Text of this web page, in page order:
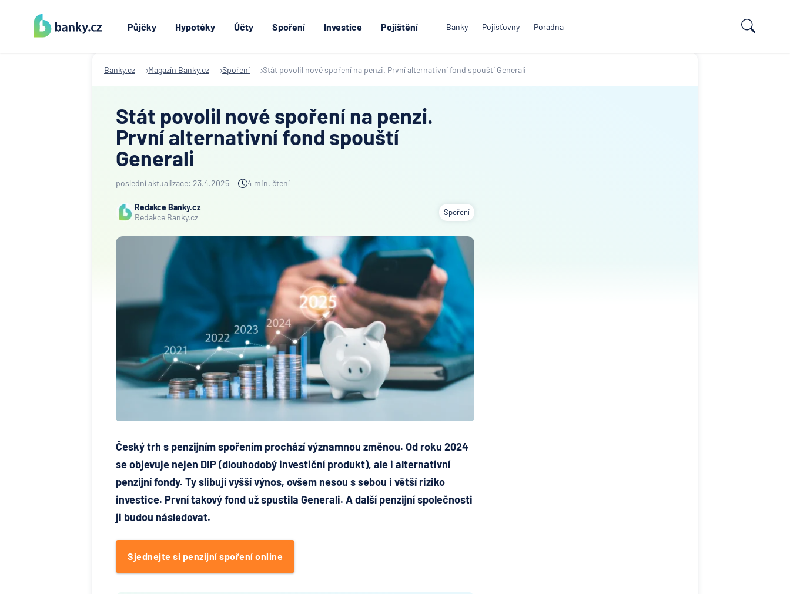
Půjčky Hypotéky Účty Spoření Investice Pojištění Banky Pojišťovny Poradna
Banky.cz Magazín Banky.cz Spoření Stát povolil nové spoření na penzi. První alternativní fond spouští Generali
Stát povolil nové spoření na penzi.
První alternativní fond spouští
Generali
poslední aktualizace: 23.4.2025 4 min. čtení
Redakce Banky.cz
Redakce Banky.cz
Spoření
Český trh s penzijním spořením prochází významnou změnou. Od roku 2024
se objevuje nejen DIP (dlouhodobý investiční produkt), ale i alternativní
penzijní fondy. Ty slibují vyšší výnos, ovšem nesou s sebou i větší riziko
investice. První takový fond už spustila Generali. A další penzijní společnosti
ji budou následovat.
Sjednejte si penzijní spoření online